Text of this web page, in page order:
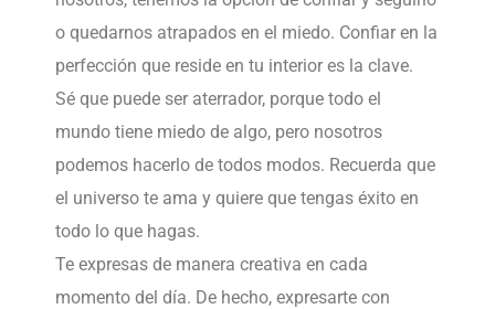
o quedarnos atrapados en el miedo. Confiar en la
perfección que reside en tu interior es la clave.
Sé que puede ser aterrador, porque todo el
mundo tiene miedo de algo, pero nosotros
podemos hacerlo de todos modos. Recuerda que
el universo te ama y quiere que tengas éxito en
todo lo que hagas.
Te expresas de manera creativa en cada
momento del día. De hecho, expresarte con